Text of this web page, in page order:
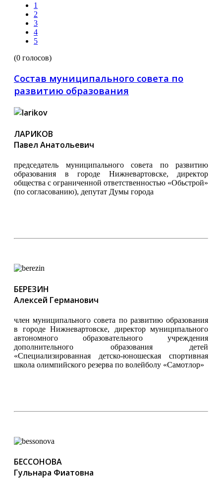
1
2
3
4
5
(0 голосов)
Состав муниципального совета по
развитию образования
ЛАРИКОВ
Павел Анатольевич
председатель муниципального совета по развитию
образования в городе Нижневартовске, директор
общества с ограниченной ответственностью «Обьстрой»
(по согласованию), депутат Думы города
БЕРЕЗИН
Алексей Германович
член муниципального совета по развитию образования
в городе Нижневартовске, директор муниципального
автономного образовательного учреждения
дополнительного образования детей
«Специализированная детско-юношеская спортивная
школа олимпийского резерва по волейболу «Самотлор»
БЕССОНОВА
Гульнара Фиатовна